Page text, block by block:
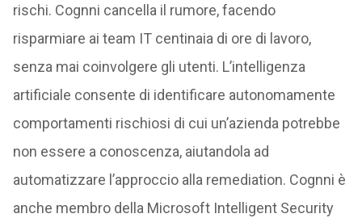
rischi. Cognni cancella il rumore, facendo
risparmiare ai team IT centinaia di ore di lavoro,
senza mai coinvolgere gli utenti. L’intelligenza
artificiale consente di identificare autonomamente
comportamenti rischiosi di cui un’azienda potrebbe
non essere a conoscenza, aiutandola ad
automatizzare l’approccio alla remediation. Cognni è
anche membro della Microsoft Intelligent Security